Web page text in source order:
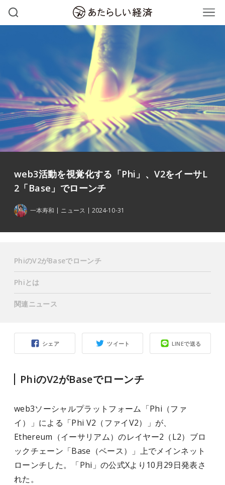
web3活動を視覚化する「Phi」、V2をイーサL
2「Base」でローンチ
一本寿和 ニュース 2024-10-31
シェア ツイート LINEで送る
PhiのV2がBaseでローンチ
web3ソーシャルプラットフォーム「Phi（ファ
イ）」による「Phi V2（ファイV2）」が、
Ethereum（イーサリアム）のレイヤー2（L2）ブロ
ックチェーン「Base（ベース）」上でメインネット
ローンチした。「Phi」の公式Xより10月29日発表さ
れた。
PhiのV2がBaseでローンチ
Phiとは
関連ニュース